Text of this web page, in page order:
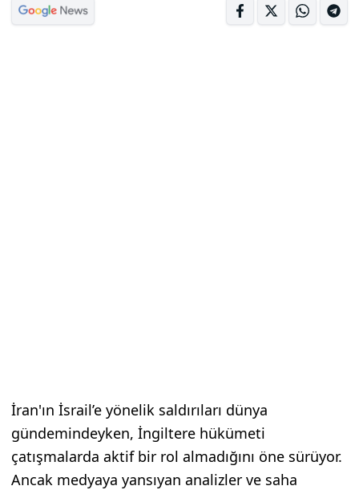
İran'ın İsrail’e yönelik saldırıları dünya
gündemindeyken, İngiltere hükümeti
çatışmalarda aktif bir rol almadığını öne sürüyor.
Ancak medyaya yansıyan analizler ve saha